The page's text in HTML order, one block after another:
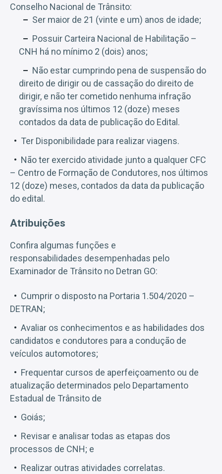
Conselho Nacional de Trânsito:
Ser maior de 21 (vinte e um) anos de idade;
Possuir Carteira Nacional de Habilitação –
CNH há no mínimo 2 (dois) anos;
Não estar cumprindo pena de suspensão do
direito de dirigir ou de cassação do direito de
dirigir, e não ter cometido nenhuma infração
gravíssima nos últimos 12 (doze) meses
contados da data de publicação do Edital.
Ter Disponibilidade para realizar viagens.
Não ter exercido atividade junto a qualquer CFC
– Centro de Formação de Condutores, nos últimos
12 (doze) meses, contados da data da publicação
do edital.
Atribuições
Confira algumas funções e
responsabilidades desempenhadas pelo
Examinador de Trânsito no Detran GO:
Cumprir o disposto na Portaria 1.504/2020 –
DETRAN;
Avaliar os conhecimentos e as habilidades dos
candidatos e condutores para a condução de
veículos automotores;
Frequentar cursos de aperfeiçoamento ou de
atualização determinados pelo Departamento
Estadual de Trânsito de
Goiás;
Revisar e analisar todas as etapas dos
processos de CNH; e
Realizar outras atividades correlatas.